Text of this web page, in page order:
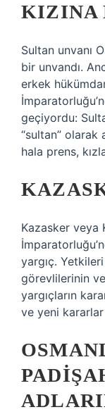
KIZINA
Sultan unvanı
bir unvandı.
erkek
geçiyordu:
“sultan” olarak
hala prens,
Kazasker veya
yargıç.
görevlilerinin
yargıçların
ve yeni